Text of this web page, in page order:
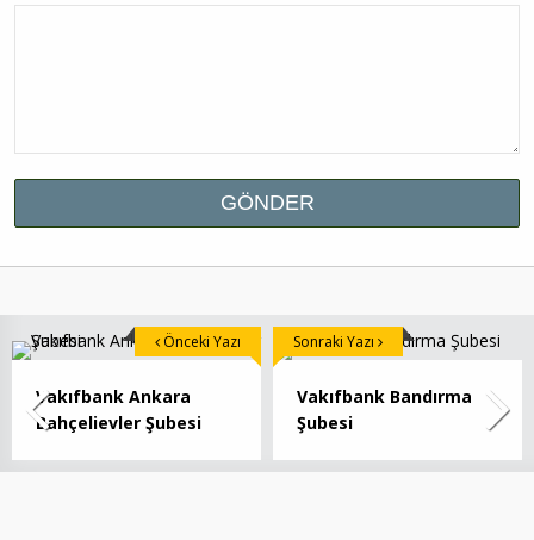
Vakıfbank Ankara
Bahçelievler Şubesi
Önceki Yazı
Vakıfbank Bandırma
Şubesi
Sonraki Yazı